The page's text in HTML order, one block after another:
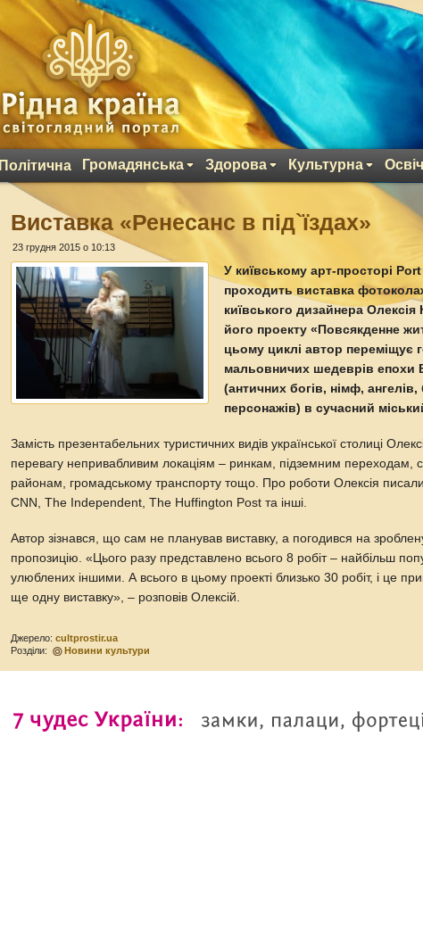
Політична Громадянська Здорова Культурна
Виставка «Ренесанс в під`їздах»
23 грудня 2015 о 10:13
У київському арт-просторі
проходить виставка
київського дизайнера Олексія
його проекту «Повсякденне
цьому циклі автор переміщує
мальовничих шедеврів епохи
(античних богів, німф, ангелів,
персонажів) в сучасний
Замість презентабельних туристичних видів української столиці
перевагу непривабливим локаціям – ринкам, підземним переходам,
районам, громадському транспорту тощо. Про роботи Олексія писали
CNN, The Independent, The Huffington Post та інші.
Автор зізнався, що сам не планував виставку, а погодився на
пропозицію. «Цього разу представлено всього 8 робіт – найбільш
улюблених іншими. А всього в цьому проекті близько 30 робіт, і це
ще одну виставку», – розповів Олексій.
Джерело:cultprostir.ua
Розділи:
Новини культури